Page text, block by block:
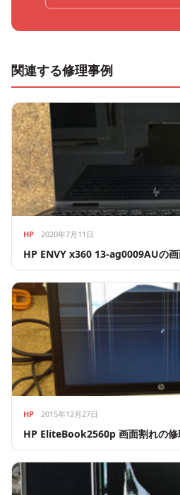
関連する修理事例
HP 2020年7月11日
HP ENVY x360 13-ag0009AUの
HP 2015年12月27日
HP EliteBook2560p 画面割れの修